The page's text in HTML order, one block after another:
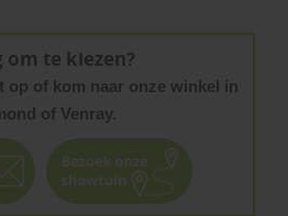
om te kiezen?
op of kom naar onze winkel in
of Venray.